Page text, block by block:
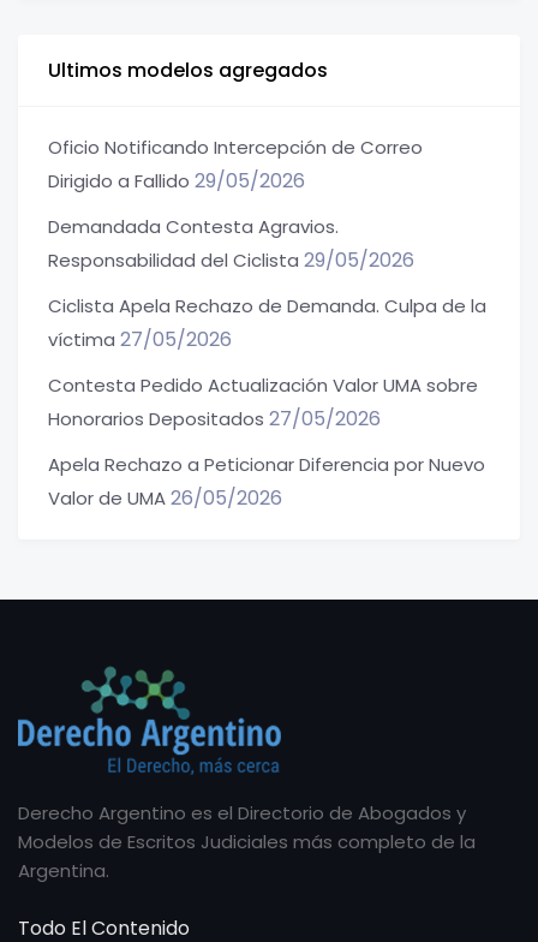
Ultimos modelos agregados
Oficio Notificando Intercepción de Correo
Dirigido a Fallido 29/05/2026
Demandada Contesta Agravios.
Responsabilidad del Ciclista 29/05/2026
Ciclista Apela Rechazo de Demanda. Culpa de la
víctima 27/05/2026
Contesta Pedido Actualización Valor UMA sobre
Honorarios Depositados 27/05/2026
Apela Rechazo a Peticionar Diferencia por Nuevo
Valor de UMA26/05/2026
Derecho Argentino es el Directorio de Abogados y
Modelos de Escritos Judiciales más completo de la
Argentina.
Todo El Contenido